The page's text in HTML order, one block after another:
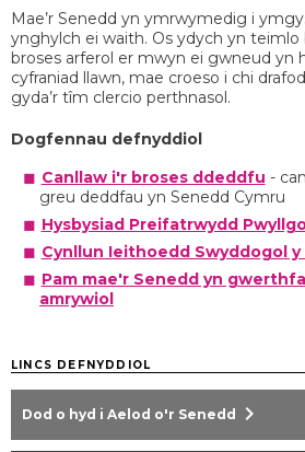
Mae’r Senedd yn ymrwymedig i
ynghylch ei waith. Os ydych yn teimlo
broses arferol er mwyn ei gwneud yn
cyfraniad llawn, mae croeso i chi
gyda’r tîm clercio perthnasol.​
Dogfennau defnyddiol
Canllaw i'r broses ddeddfu -
greu deddfau yn Senedd Cymru
Hysbysiad Preifatrwydd
Cynllun Ieithoedd Swyddogol y
Pam mae'r Senedd yn
amrywiol
LINCS DEFNYDDIOL
Dod o hyd i Aelod o'r Senedd chevron_right